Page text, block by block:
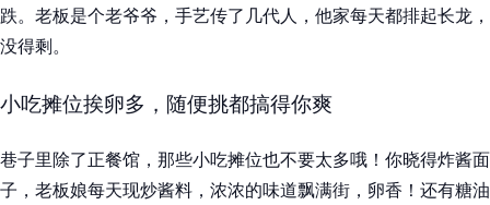
跌。老板是个老爷爷，手艺传了几代人，他家每天都排起长龙
没得剩。
小吃摊位挨卵多，随便挑都搞得你爽
巷子里除了正餐馆，那些小吃摊位也不要太多哦！你晓得炸酱
子，老板娘每天现炒酱料，浓浓的味道飘满街，卵香！还有糖